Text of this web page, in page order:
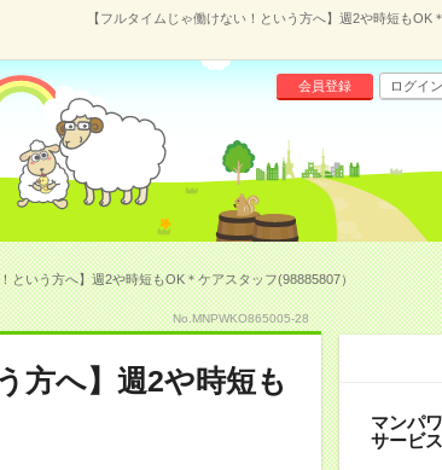
【フルタイムじゃ働けない！という方へ】週2や時短もOK
会員登録 ログイン
という方へ】週2や時短もOK＊ケアスタッフ(98885807）
No.MNPWKO865005-28
方へ】週2や時短も
マンパ
サービ